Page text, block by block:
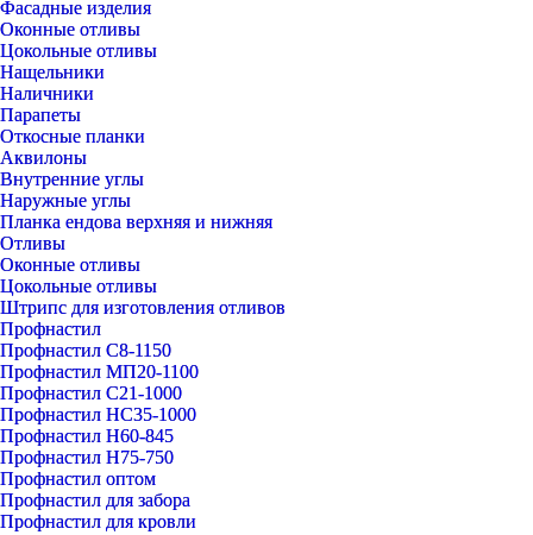
Фасадные изделия
Оконные отливы
Цокольные отливы
Нащельники
Наличники
Парапеты
Откосные планки
Аквилоны
Внутренние углы
Наружные углы
Планка ендова верхняя и нижняя
Отливы
Оконные отливы
Цокольные отливы
Штрипс для изготовления отливов
Профнастил
Профнастил С8-1150
Профнастил МП20-1100
Профнастил С21-1000
Профнастил НС35-1000
Профнастил Н60-845
Профнастил Н75-750
Профнастил оптом
Профнастил для забора
Профнастил для кровли